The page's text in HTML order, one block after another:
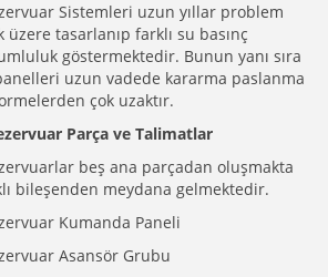
Sistemleri uzun yıllar problem
üzere tasarlanıp farklı su basınç
göstermektedir. Bunun yanı sıra
uzun vadede kararma paslanma
çok uzaktır.
Parça ve Talimatlar
beş ana parçadan oluşmakta
bileşenden meydana gelmektedir.
Kumanda Paneli
Asansör Grubu